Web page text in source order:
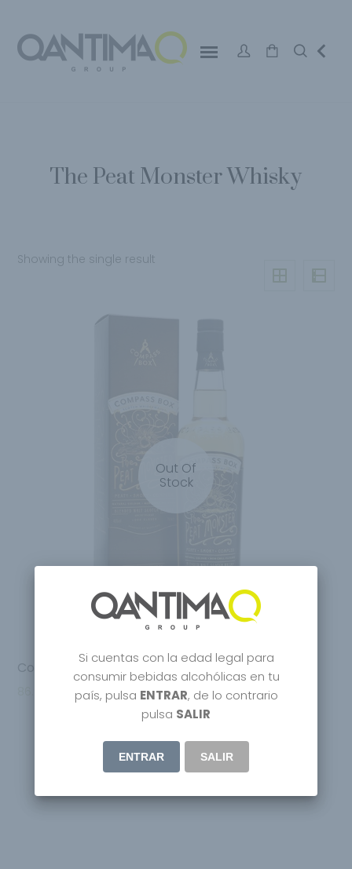
The Peat Monster Whisky
Showing the single result
Out Of
Stock
Compass Box The Peat Monster Scotch Whisky
Si cuentas con la edad legal para
consumir bebidas alcohólicas en tu
país, pulsa ENTRAR, de lo contrario
pulsa SALIR
ENTRAR SALIR